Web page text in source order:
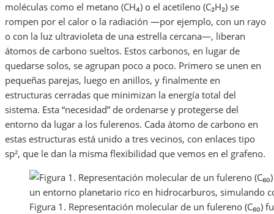
moléculas como el metano (CH₄) o el acetileno (C₂H₂) se
rompen por el calor o la radiación —por ejemplo, con un rayo
o con la luz ultravioleta de una estrella cercana—, liberan
átomos de carbono sueltos. Estos carbonos, en lugar de
quedarse solos, se agrupan poco a poco. Primero se unen en
pequeñas parejas, luego en anillos, y finalmente en
estructuras cerradas que minimizan la energía total del
sistema. Esta “necesidad” de ordenarse y protegerse del
entorno da lugar a los fulerenos. Cada átomo de carbono en
estas estructuras está unido a tres vecinos, con enlaces tipo
sp², que le dan la misma flexibilidad que vemos en el grafeno.
Figura 1. Representación molecular de un fulereno (C₆₀)